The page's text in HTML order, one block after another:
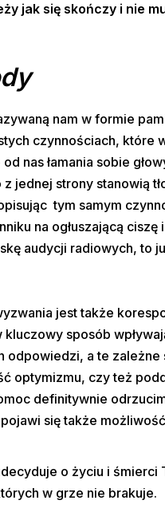
jak się skończy i nie
nam w formie
czynnościach, które
nas łamania sobie
z jednej strony stanowią
tym samym
na ogłuszającą
audycji radiowych, to
jest także
sposób
odpowiedzi, a te
optymizmu, czy też
definitywnie
się także
o życiu i śmierci
w grze nie brakuje.